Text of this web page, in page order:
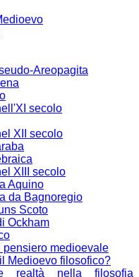
Areopagita
secolo
XII secolo
XIII secolo
Aquino
da Bagnoregio
Scoto
Ockham
pensiero medioevale
Medioevo filosofico?
realtà nella filosofia